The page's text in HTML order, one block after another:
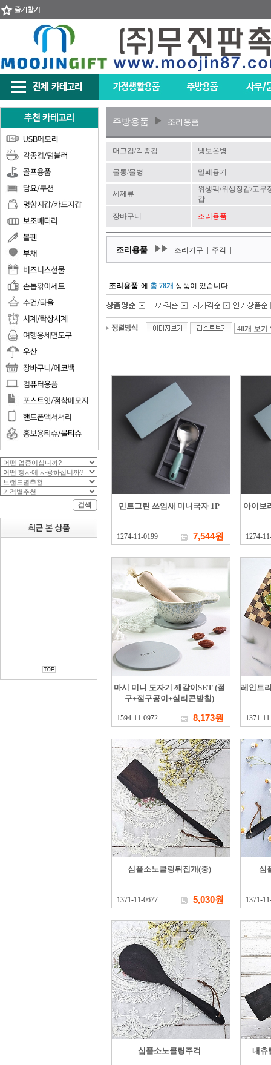
주방용품 조리용품
머그컵/각종컵 냉보온병
물통/물병 밀폐용기
세제류
위생팩/위생장갑/고무
갑
장바구니
조리용품
조리용품 조리기구 주걱
조리용품"에 총 78개 상품이 있습니다.
민트그린 쓰임새 미니국자 1P
1274-11-0199 7,544원
아이보
1274-
마시 미니 도자기 깨갈이SET (절
구+절구공이+실리콘받침)
1594-11-0972 8,173원
레인트
1371-
심플소노클링뒤집개(중)
1371-11-0677 5,030원
심
1371-
심플소노클링주걱 내츄